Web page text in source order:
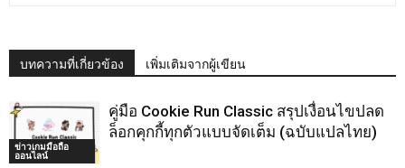
บทความที่เกี่ยวข้อง เพิ่มเติมจากผู้เขียน
ข่าวเกมมือถือ
ออนไลน์
คู่มือ Cookie Run Classic สรุปเงื่อนไขปลด
ล็อกคุกกี้ทุกตัวแบบจัดเต็ม (ฉบับแปลไทย)